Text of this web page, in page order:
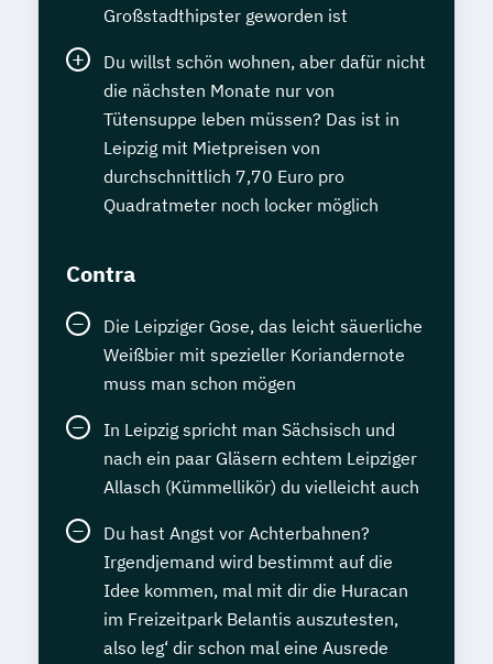
Großstadthipster geworden ist
Du willst schön wohnen, aber dafür nicht
die nächsten Monate nur von
Tütensuppe leben müssen? Das ist in
Leipzig mit Mietpreisen von
durchschnittlich 7,70 Euro pro
Quadratmeter noch locker möglich
Contra
Die Leipziger Gose, das leicht säuerliche
Weißbier mit spezieller Koriandernote
muss man schon mögen
In Leipzig spricht man Sächsisch und
nach ein paar Gläsern echtem Leipziger
Allasch (Kümmellikör) du vielleicht auch
Du hast Angst vor Achterbahnen?
Irgendjemand wird bestimmt auf die
Idee kommen, mal mit dir die Huracan
im Freizeitpark Belantis auszutesten,
also leg‘ dir schon mal eine Ausrede